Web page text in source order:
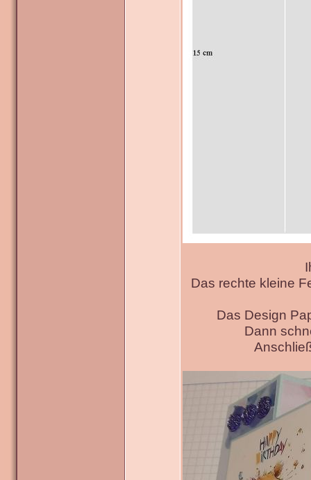
Das rechte kleine
Das Design
Dann